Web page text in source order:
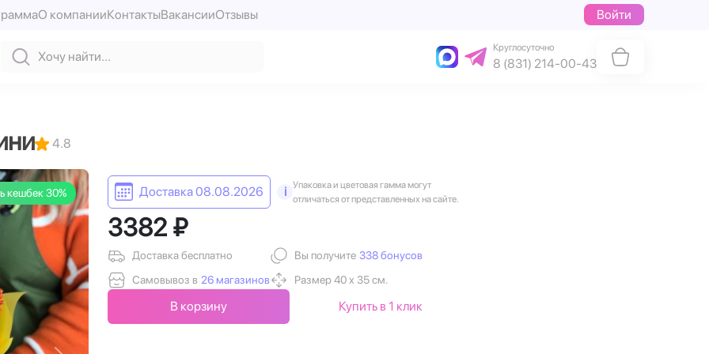
О компанииКонтактыВакансииОтзывы Войти
Круглосуточно
8 (831) 214-00-43
4.8
кешбек 30% Доставка 08.08.2026 i
Упаковка и цветовая гамма могут
отличаться от представленных на сайте.
3382 ₽
Доставка бесплатно
Самовывоз в 26 магазинов
Вы получите 338 бонусов
Размер 40 х 35 см.
В корзину Купить в 1 клик